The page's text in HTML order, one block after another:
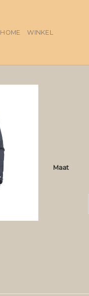
HOME WINKEL
Maat